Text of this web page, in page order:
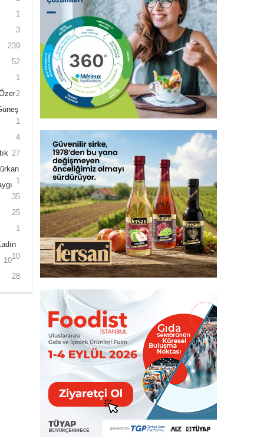
1
3
239
52
1
2
1
4
27
1
35
25
1
10
10
28